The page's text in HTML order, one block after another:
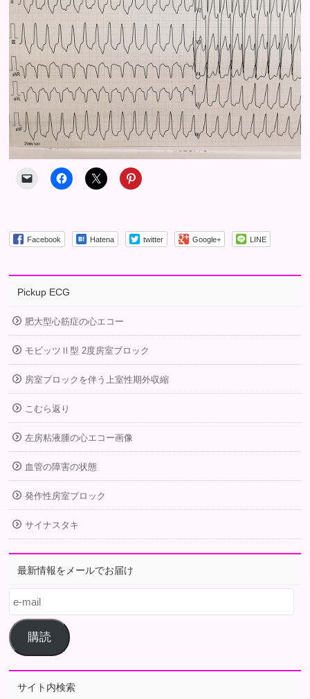
Facebook Hatena twitter Google+ LINE
Pickup ECG
肥大型心筋症の心エコー
モビッツⅡ型 2度房室ブロック
房室ブロックを伴う上室性期外収縮
こむら返り
左房粘液腫の心エコー画像
血管の障害の状態
発作性房室ブロック
サイナスタキ
最新情報をメールでお届け
e-
mail
購読
サイト内検索